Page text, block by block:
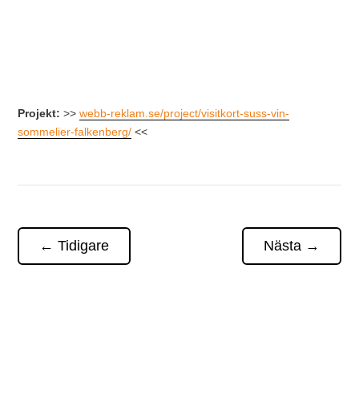
Projekt: >>webb-reklam.se/project/visitkort-suss-vin-
sommelier-falkenberg/ <<
←Tidigare Nästa→